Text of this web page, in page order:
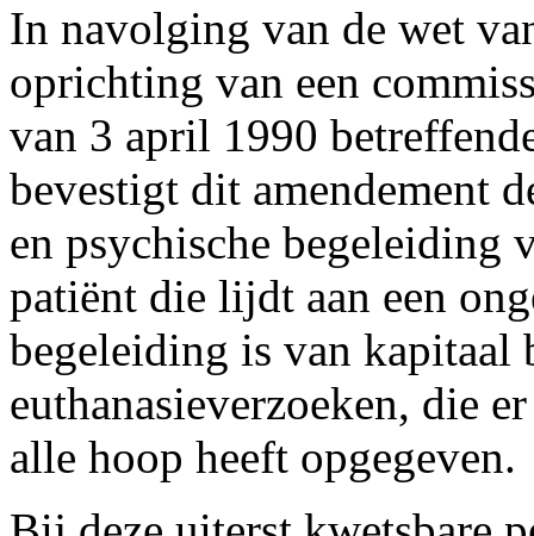
In navolging van de wet
oprichting van een
van 3 april 1990
bevestigt dit amendement
en psychische begeleiding
patiënt die lijdt aan een
begeleiding is van kapitaal
euthanasieverzoeken, die
alle hoop heeft opgegeven.